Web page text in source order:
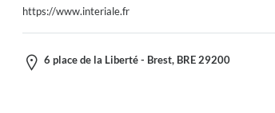
https://www.interiale.fr
6 place de la Liberté - Brest, BRE 29200